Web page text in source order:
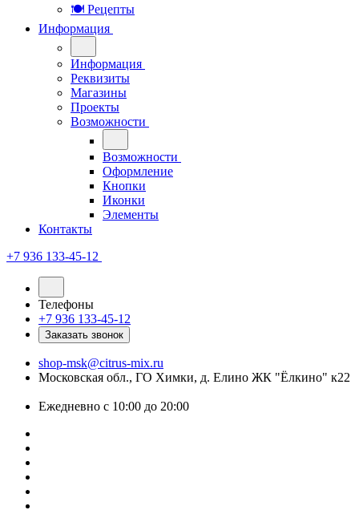
🍽 Рецепты
Информация
Информация
Реквизиты
Магазины
Проекты
Возможности
Возможности
Оформление
Кнопки
Иконки
Элементы
Контакты
+7 936 133-45-12
Телефоны
+7 936 133-45-12
Заказать звонок
shop-msk@citrus-mix.ru
Московская обл., ГО Химки, д. Елино ЖК "Ёлкино" к22
Ежедневно с 10:00 до 20:00